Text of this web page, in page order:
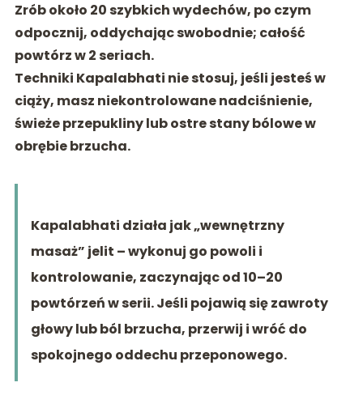
Zrób około 20 szybkich wydechów, po czym
odpocznij, oddychając swobodnie; całość
powtórz w 2 seriach.
Techniki Kapalabhati nie stosuj, jeśli jesteś w
ciąży, masz niekontrolowane nadciśnienie,
świeże przepukliny lub ostre stany bólowe w
obrębie brzucha.
Kapalabhati działa jak „wewnętrzny
masaż” jelit – wykonuj go powoli i
kontrolowanie, zaczynając od 10–20
powtórzeń w serii. Jeśli pojawią się zawroty
głowy lub ból brzucha, przerwij i wróć do
spokojnego oddechu przeponowego.